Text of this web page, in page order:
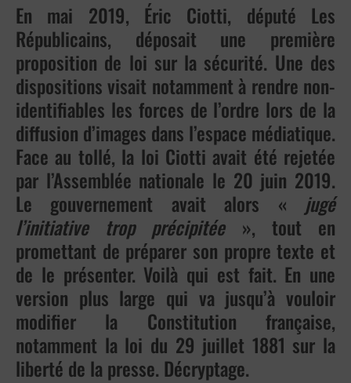
En mai 2019, Éric Ciotti, député Les
Républicains, déposait une première
proposition de loi sur la sécurité. Une des
dispositions visait notamment à rendre non-
identifiables les forces de l’ordre lors de la
diffusion d’images dans l’espace médiatique.
Face au tollé, la loi Ciotti avait été rejetée
par l’Assemblée nationale le 20 juin 2019.
Le gouvernement avait alors « jugé
l’initiative trop précipitée», tout en
promettant de préparer son propre texte et
de le présenter. Voilà qui est fait. En une
version plus large qui va jusqu’à vouloir
modifier la Constitution française,
notamment la loi du 29 juillet 1881 sur la
liberté de la presse. Décryptage.